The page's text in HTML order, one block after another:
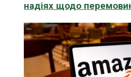
надіях щодо